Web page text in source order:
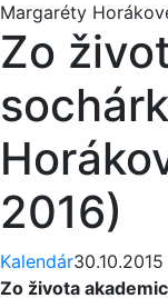
Margaréty
Zo
2016)
Kalendár30.10.2015
Zo života